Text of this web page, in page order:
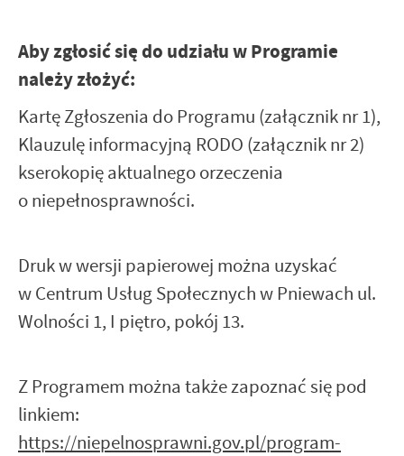
Aby zgłosić się do udziału w Programie
należy złożyć:
Kartę Zgłoszenia do Programu (załącznik nr 1),
Klauzulę informacyjną RODO (załącznik nr 2)
kserokopię aktualnego orzeczenia
o niepełnosprawności.
Druk w wersji papierowej można uzyskać
w Centrum Usług Społecznych w Pniewach ul.
Wolności 1, I piętro, pokój 13.
Z Programem można także zapoznać się pod
linkiem:
https://niepelnosprawni.gov.pl/program-